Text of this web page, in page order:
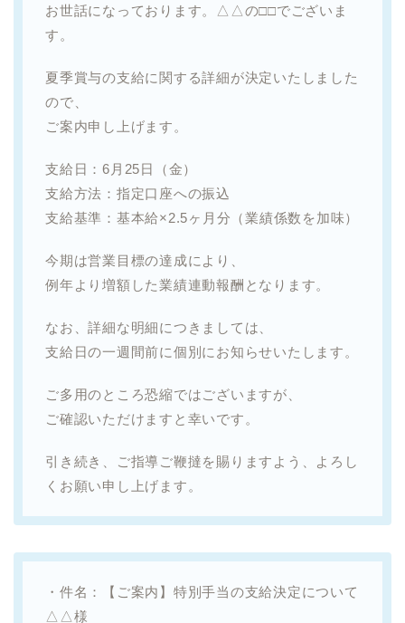
お世話になっております。△△の□□でございま
す。
夏季賞与の支給に関する詳細が決定いたしました
ので、
ご案内申し上げます。
支給日：6月25日（金）
支給方法：指定口座への振込
支給基準：基本給×2.5ヶ月分（業績係数を加味）
今期は営業目標の達成により、
例年より増額した業績連動報酬となります。
なお、詳細な明細につきましては、
支給日の一週間前に個別にお知らせいたします。
ご多用のところ恐縮ではございますが、
ご確認いただけますと幸いです。
引き続き、ご指導ご鞭撻を賜りますよう、よろし
くお願い申し上げます。
・件名：【ご案内】特別手当の支給決定について
△△様